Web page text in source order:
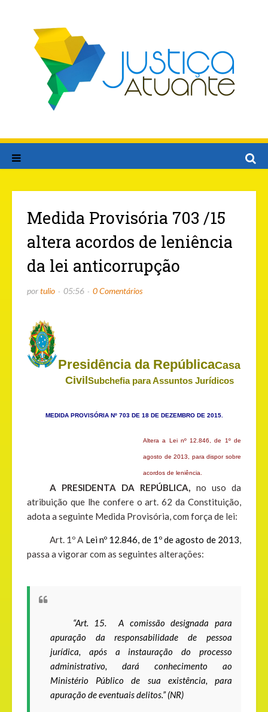
Medida Provisória 703 /15
altera acordos de leniência
da lei anticorrupção
portulio 05:56 0 Comentários
Presidência da RepúblicaCasa
Civil Subchefia para Assuntos Jurídicos
MEDIDA PROVISÓRIA Nº 703 DE 18 DE DEZEMBRO DE 2015.
Altera a Lei nº12.846, de 1ºde
agosto de 2013, para dispor sobre
acordos de leniência.
A PRESIDENTA DA REPÚBLICA, no uso da
atribuição que lhe confere o art. 62 da Constituição,
adota a seguinte Medida Provisória, com força de lei:
Art. 1ºA Lei nº12.846, de 1ºde agosto de 2013,
passa a vigorar com as seguintes alterações:
“Art. 15. A comissão designada para
apuração da responsabilidade de pessoa
jurídica, após a instauração do processo
administrativo, dará conhecimento ao
Ministério Público de sua existência, para
apuração de eventuais delitos.” (NR)